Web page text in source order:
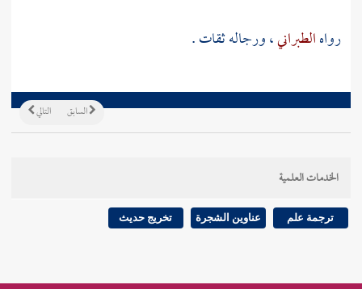
رواهالطبراني، ورجاله ثقات .
التالي السابق
الخدمات العلمية
ترجمة علم عناوين الشجرة تخريج حديث